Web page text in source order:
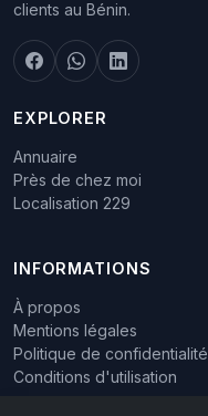
clients au Bénin.
EXPLORER
Annuaire
Près de chez moi
Localisation 229
INFORMATIONS
À propos
Mentions légales
Politique de confidentialité
Conditions d'utilisation